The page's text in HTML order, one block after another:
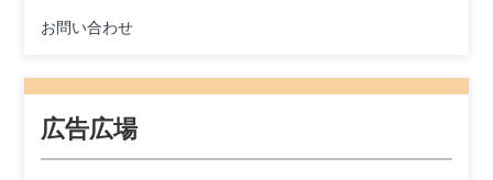
お問い合わせ
広告広場